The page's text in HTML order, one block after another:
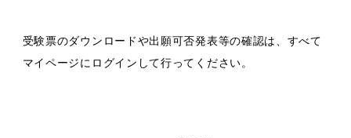
受験票のダウンロードや出願可否発表等の確認は、すべて
マイページにログインして行ってください。